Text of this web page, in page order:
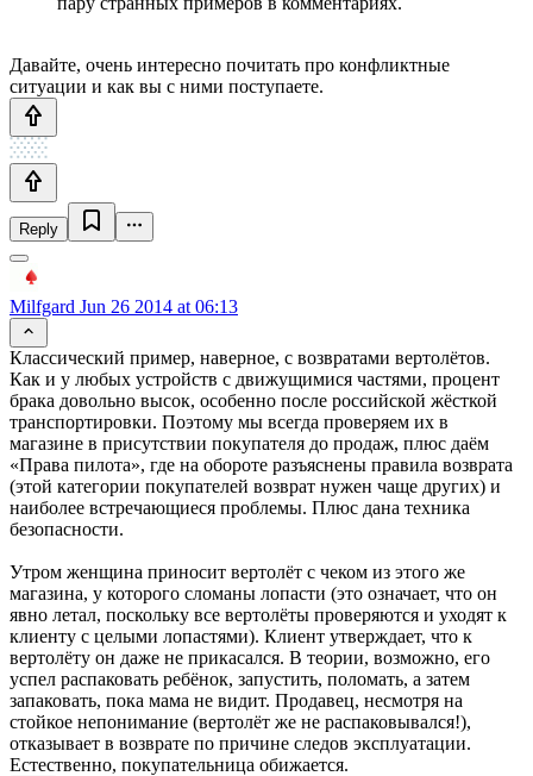
Давайте, очень интересно почитать про конфликтные
ситуации и как вы с ними поступаете.
Reply
Milfgard Jun 26 2014 at 06:13
Классический пример, наверное, с возвратами вертолётов.
Как и у любых устройств с движущимися частями, процент
брака довольно высок, особенно после российской жёсткой
транспортировки. Поэтому мы всегда проверяем их в
магазине в присутствии покупателя до продаж, плюс даём
«Права пилота», где на обороте разъяснены правила возврата
(этой категории покупателей возврат нужен чаще других) и
наиболее встречающиеся проблемы. Плюс дана техника
безопасности.
Утром женщина приносит вертолёт с чеком из этого же
магазина, у которого сломаны лопасти (это означает, что он
явно летал, поскольку все вертолёты проверяются и уходят к
клиенту с целыми лопастями). Клиент утверждает, что к
вертолёту он даже не прикасался. В теории, возможно, его
успел распаковать ребёнок, запустить, поломать, а затем
запаковать, пока мама не видит. Продавец, несмотря на
стойкое непонимание (вертолёт же не распаковывался!),
отказывает в возврате по причине следов эксплуатации.
Естественно, покупательница обижается.